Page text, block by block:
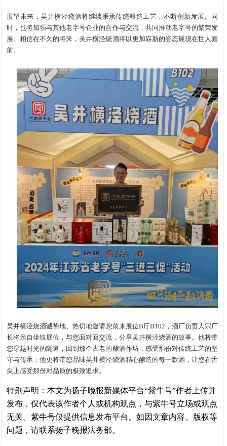
展望未来，吴井横泾烧酒将继续秉承传统酿造工艺，不断创新发展。同
时，也将加强与其他老字号企业的合作与交流，共同推动老字号的繁荣发
展。相信在不久的将来，吴井横泾烧酒将以更加崭新的姿态展现在世人面
前。
吴井横泾烧酒诚挚地、热切地邀请您前来展位B厅B102，酒厂负责人宗厂
长将亲自坐镇展位，与您面对面交流，分享吴井横泾烧酒的故事。他将带
您穿越时光的隧道，回到那个古老的酿酒作坊，感受那份对传统工艺的坚
守与传承；他更将带您品味吴井横泾烧酒精心酿造的每一款酒，让您在舌
尖上感受那份对品质的极致追求。
特别声明：本文为扬子晚报新媒体平台“紫牛号”作者上传并
发布，仅代表该作者个人或机构观点，与紫牛号立场或观点
无关。紫牛号仅提供信息发布平台。如因文章内容、版权等
问题，请联系扬子晚报法务部。